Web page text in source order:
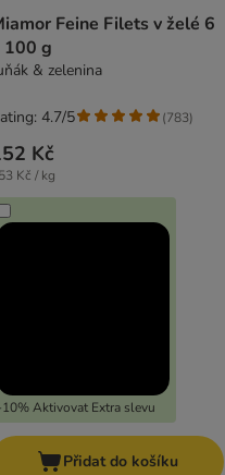
Feine Filets v želé 6
100 g
& zelenina
Kč
Kč / kg
Aktivovat Extra slevu
4.7/5 (783)
Přidat do košíku